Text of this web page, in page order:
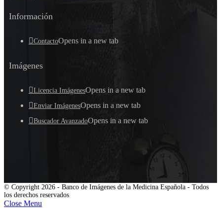
Información
ContactoOpens in a new tab
Imágenes
Licencia ImágenesOpens in a new tab
Enviar ImágenesOpens in a new tab
Buscador AvanzadoOpens in a new tab
© Copyright 2026 - Banco de Imágenes de la Medicina Española - Todos
los derechos reservados
Close Menu